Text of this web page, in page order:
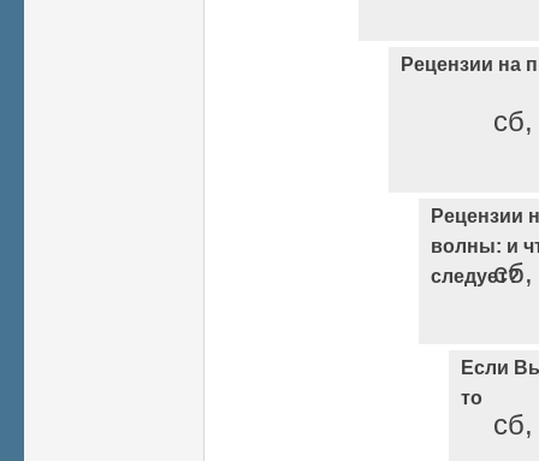
Рецензии на
Рецензии
волны: и
следует?
Если
то